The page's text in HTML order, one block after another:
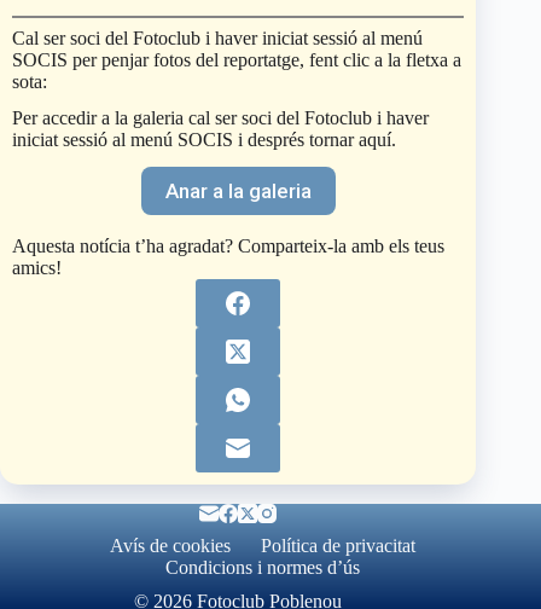
Cal ser soci del Fotoclub i haver iniciat sessió al menú
SOCIS per penjar fotos del reportatge, fent clic a la fletxa a
sota:
Per accedir a la galeria cal ser soci del Fotoclub i haver
iniciat sessió al menú SOCIS i després tornar aquí.
Anar a la galeria
Aquesta notícia t’ha agradat? Comparteix-la amb els teus
amics!
Avís de cookies
Política de privacitat
Condicions i normes d’ús
© 2026 Fotoclub Poblenou